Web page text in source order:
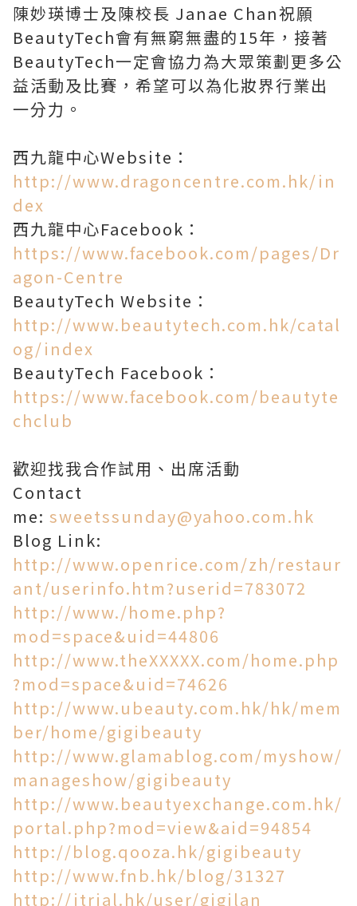
陳妙瑛博士及陳校長 Janae Chan祝願
BeautyTech會有無窮無盡的15年，接著
BeautyTech一定會協力為大眾策劃更多公
益活動及比賽，希望可以為化妝界行業出
一分力。
西九龍中心Website：
http://www.dragoncentre.com.hk/in
dex
西九龍中心Facebook：
https://www.facebook.com/pages/Dr
agon-Centre
BeautyTech Website：
http://www.beautytech.com.hk/catal
og/index
BeautyTech Facebook：
https://www.facebook.com/beautyte
chclub
歡迎找我合作試用、出席活動
Contact
me: sweetssunday@yahoo.com.hk
Blog Link:
http://www.openrice.com/zh/restaur
ant/userinfo.htm?userid=783072
http://www./home.php?
mod=space&uid=44806
http://www.theXXXXX.com/home.php
?mod=space&uid=74626
http://www.ubeauty.com.hk/hk/mem
ber/home/gigibeauty
http://www.glamablog.com/myshow/
manageshow/gigibeauty
http://www.beautyexchange.com.hk/
portal.php?mod=view&aid=94854
http://blog.qooza.hk/gigibeauty
http://www.fnb.hk/blog/31327
http://itrial.hk/user/gigilan